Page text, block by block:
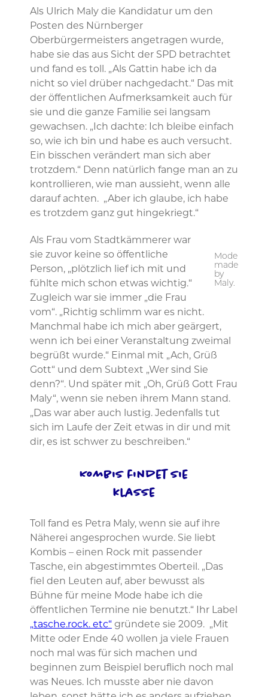
Als Ulrich Maly die Kandidatur um den
Posten des Nürnberger
Oberbürgermeisters angetragen wurde,
habe sie das aus Sicht der SPD betrachtet
und fand es toll. „Als Gattin habe ich da
nicht so viel drüber nachgedacht.“ Das mit
der öffentlichen Aufmerksamkeit auch für
sie und die ganze Familie sei langsam
gewachsen. „Ich dachte: Ich bleibe einfach
so, wie ich bin und habe es auch versucht.
Ein bisschen verändert man sich aber
trotzdem.“ Denn natürlich fange man an zu
kontrollieren, wie man aussieht, wenn alle
darauf achten. „Aber ich glaube, ich habe
es trotzdem ganz gut hingekriegt.“
Mode
made
by
Maly.
Als Frau vom Stadtkämmerer war
sie zuvor keine so öffentliche
Person, „plötzlich lief ich mit und
fühlte mich schon etwas wichtig.“
Zugleich war sie immer „die Frau
vom“. „Richtig schlimm war es nicht.
Manchmal habe ich mich aber geärgert,
wenn ich bei einer Veranstaltung zweimal
begrüßt wurde.“ Einmal mit „Ach, Grüß
Gott“ und dem Subtext „Wer sind Sie
denn?“. Und später mit „Oh, Grüß Gott Frau
Maly“, wenn sie neben ihrem Mann stand.
„Das war aber auch lustig. Jedenfalls tut
sich im Laufe der Zeit etwas in dir und mit
dir, es ist schwer zu beschreiben.“
Kombis findet sie
klasse
Toll fand es Petra Maly, wenn sie auf ihre
Näherei angesprochen wurde. Sie liebt
Kombis – einen Rock mit passender
Tasche, ein abgestimmtes Oberteil. „Das
fiel den Leuten auf, aber bewusst als
Bühne für meine Mode habe ich die
öffentlichen Termine nie benutzt.“ Ihr Label
„tasche.rock. etc“ gründete sie 2009. „Mit
Mitte oder Ende 40 wollen ja viele Frauen
noch mal was für sich machen und
beginnen zum Beispiel beruflich noch mal
was Neues. Ich musste aber nie davon